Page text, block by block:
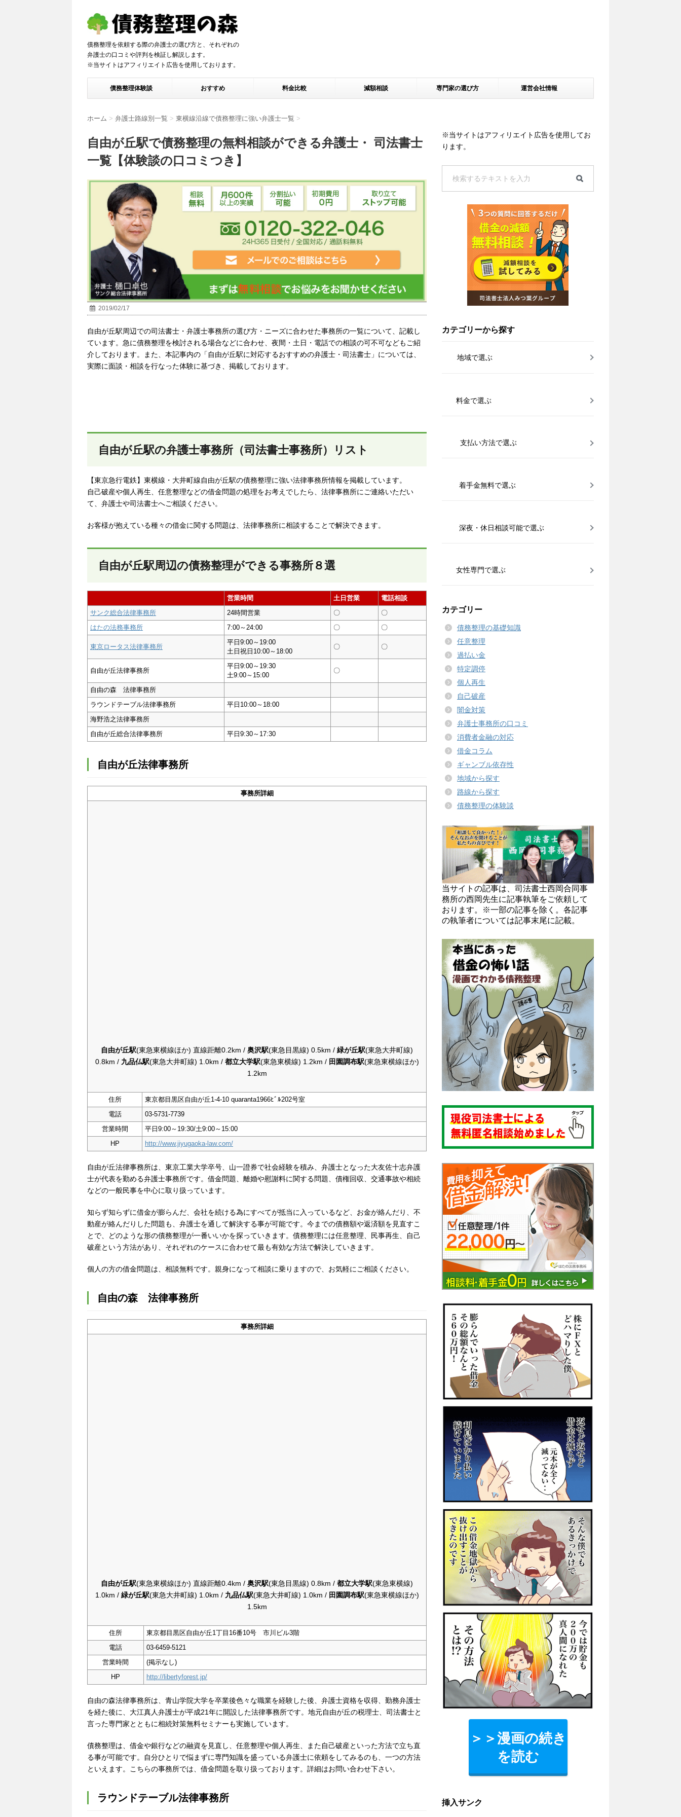
債務整理を依頼する際の弁護士の選び方と、それぞれの
弁護士の口コミや評判を検証し解説します。
※当サイトはアフィリエイト広告を使用しております。
債務整理体験談 おすすめ 料金比較 減額相談 専門家の選び方 運営会社情報
ホーム > 弁護士路線別一覧 > 東横線沿線で債務整理に強い弁護士一覧 >
自由が丘駅で債務整理の無料相談ができる弁護士・ 司法書士
一覧【体験談の口コミつき】
2019/02/17
自由が丘駅周辺での司法書士・弁護士事務所の選び方・ニーズに合わせた事務所の一覧について、記載し
ています。急に債務整理を検討される場合などに合わせ、夜間・土日・電話での相談の可不可などもご紹
介しております。また、本記事内の「 自由が丘駅に対応するおすすめの弁護士・司法書士」については、
実際に面談・相談を行なった体験に基づき、掲載しております。
自由が丘駅の弁護士事務所（司法書士事務所）リスト
【東京急行電鉄】東横線・大井町線自由が丘駅の債務整理に強い法律事務所情報を掲載しています。
自己破産や個人再生、任意整理などの借金問題の処理をお考えでしたら、法律事務所にご連絡いただい
て、弁護士や司法書士へご相談ください。
お客様が抱えている種々の借金に関する問題は、法律事務所に相談することで解決できます。
自由が丘駅周辺の債務整理ができる事務所８選
営業時間 土日営業
電話相談
サンク総合法律事務所
24時間営業 〇
〇
はたの法務事務所
7:00～24:00 〇 〇
東京ロータス法律事務所
平日9:00～19:00
土日祝日10:00～18:00
〇 〇
自由が丘法律事務所
平日9:00～19:30
土9:00～15:00
〇
自由の森 法律事務所
ラウンドテーブル法律事務所
平日10:00～18:00
海野浩之法律事務所
自由が丘総合法律事務所
平日9:30～17:30
自由が丘法律事務所
事務所詳細
自由が丘駅(東急東横線ほか) 直線距離0.2km / 奥沢駅(東急目黒線) 0.5km / 緑が丘駅(東急大井町線)
0.8km / 九品仏駅(東急大井町線) 1.0km / 都立大学駅(東急東横線) 1.2km / 田園調布駅(東急東横線ほか)
1.2km
住所
東京都目黒区自由が丘1-4-10 quaranta1966ﾋﾞﾙ202号室
電話
03-5731-7739
営業時間
平日9:00～19:30/土9:00～15:00
HP
http://www.jiyugaoka-law.com/
自由が丘法律事務所は、東京工業大学卒号、山一證券で社会経験を積み、弁護士となった大友佐十志弁護
士が代表を勤める弁護士事務所です。借金問題、離婚や慰謝料に関する問題、債権回収、交通事故や相続
などの一般民事を中心に取り扱っています。
知らず知らずに借金が膨らんだ、会社を続ける為にすべてが抵当に入っているなど、お金が絡んだり、不
動産が絡んだりした問題も、弁護士を通して解決する事が可能です。今までの債務額や返済額を見直すこ
とで、どのような形の債務整理が一番いいかを探っていきます。債務整理には任意整理、民事再生、自己
破産という方法があり、それぞれのケースに合わせて最も有効な方法で解決していきます。
個人の方の借金問題は、相談無料です。親身になって相談に乗りますので、お気軽にご相談ください。
自由の森 法律事務所
事務所詳細
自由が丘駅(東急東横線ほか) 直線距離0.4km / 奥沢駅(東急目黒線) 0.8km / 都立大学駅(東急東横線)
1.0km / 緑が丘駅(東急大井町線) 1.0km / 九品仏駅(東急大井町線) 1.0km / 田園調布駅(東急東横線ほか)
1.5km
住所
東京都目黒区自由が丘1丁目16番10号 市川ビル3階
電話
03-6459-5121
営業時間
(掲示なし)
HP
http://libertyforest.jp/
自由の森法律事務所は、青山学院大学を卒業後色々な職業を経験した後、弁護士資格を収得、勤務弁護士
を経た後に、大江真人弁護士が平成21年に開設した法律事務所です。地元自由が丘の税理士、司法書士と
言った専門家とともに相続対策無料セミナーも実施しています。
債務整理は、借金や銀行などの融資を見直し、任意整理や個人再生、また自己破産といった方法で立ち直
る事が可能です。自分ひとりで悩まずに専門知識を盛っている弁護士に依頼をしてみるのも、一つの方法
といえます。こちらの事務所では、借金問題を取り扱っております。詳細はお問い合わせ下さい。
ラウンドテーブル法律事務所
※当サイトはアフィリエイト広告を使用してお
ります。
カテゴリーから探す
地域で選ぶ
料金で選ぶ
支払い方法で選ぶ
着手金無料で選ぶ
深夜・休日相談可能で選ぶ
女性専門で選ぶ
カテゴリー
債務整理の基礎知識
任意整理
過払い金
特定調停
個人再生
自己破産
闇金対策
弁護士事務所の口コミ
消費者金融の対応
借金コラム
ギャンブル依存性
地域から探す
路線から探す
債務整理の体験談
当サイトの記事は、司法書士西岡合同事
務所の西岡先生に記事執筆をご依頼して
おります。※一部の記事を除く。各記事
の執筆者については記事末尾に記載。
＞＞漫画の続き
を読む
挿入サンク